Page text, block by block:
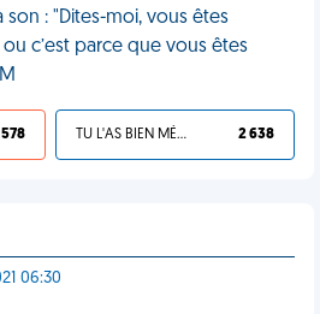
: "Dites-moi, vous êtes
c’est parce que vous êtes
578 TU L'AS BIEN MÉRITÉ 2 638
06:30